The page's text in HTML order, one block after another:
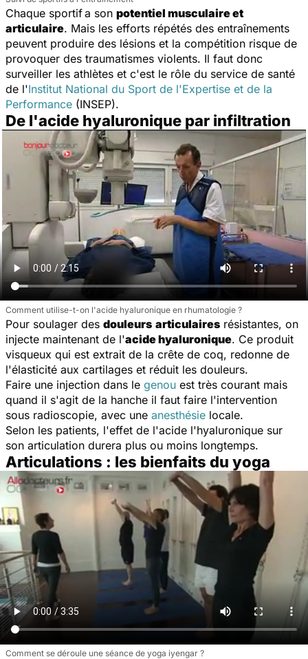
Chaque sportifa son potentiel musculaire et
articulaire. Mais les efforts répétés des entraînements
peuvent produire des lésions et la compétition risque de
provoquer des traumatismes violents. Il faut donc
surveiller les athlètes et c'est le rôle du service de santé
de l'Institut National du Sport de l'Expertise et de la
Performance (INSEP).
De l'acide hyaluronique par infiltration
Comment utilise-t-on l'acide hyaluronique en rhumatologie ?
Pour soulager des douleurs articulaires résistantes, on
injecte maintenant de l'acide hyaluronique. Ce produit
visqueux qui est extrait de la crête de coq, redonne de
l'élasticité aux cartilages et réduit les douleurs.
Faire une injection dans le genou est très courant mais
quand il s'agit de la hanche il faut faire l'intervention
sous radioscopie, avec une anesthésie locale.
Selon les patients, l'effet de l'acide l'hyaluronique sur
son articulation durera plus ou moins longtemps.
Articulations : les bienfaits du yoga
Comment se déroule une séance de yoga iyengar ?